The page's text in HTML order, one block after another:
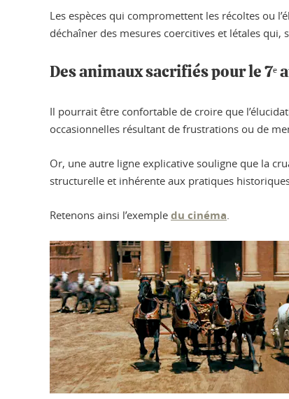
Les espèces qui compromettent les récoltes ou
déchaîner des mesures coercitives et létales
Des animaux sacrifiés pour le 7ᵉ
Il pourrait être confortable de croire que
occasionnelles résultant de frustrations ou de
Or, une autre ligne explicative souligne que la
structurelle et inhérente aux pratiques
Retenons ainsi l’exemple du cinéma.